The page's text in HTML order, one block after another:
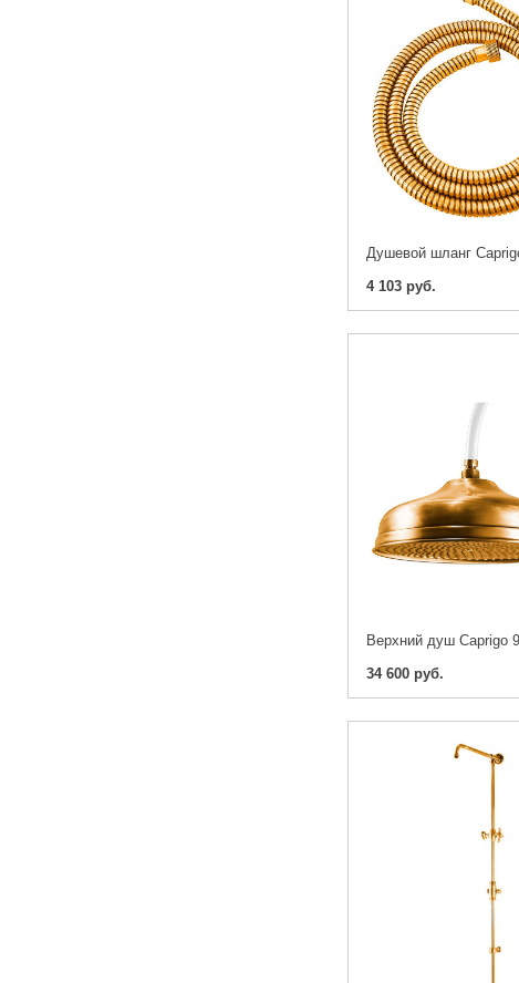
4 103 руб.
34 600 руб.